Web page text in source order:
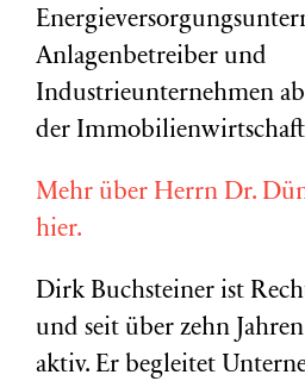
Anlagenbetreiber und
Industrieunternehmen
der
Mehr über Herrn Dr.
hier.
Dirk Buchsteiner ist
und seit über zehn
aktiv. Er begleitet